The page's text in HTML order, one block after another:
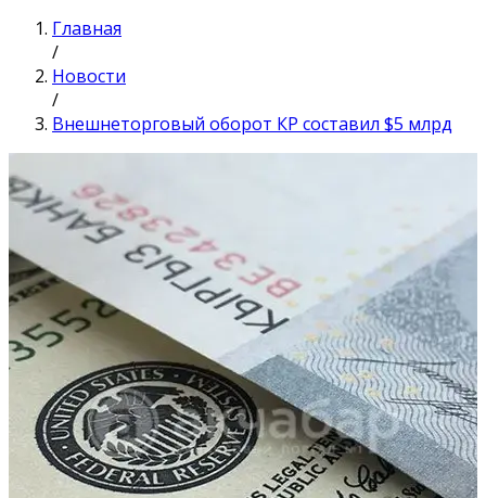
Главная
/
Новости
/
Внешнеторговый оборот КР составил $5 млрд